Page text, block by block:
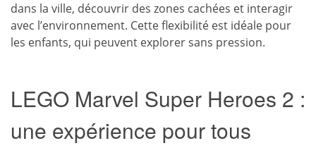
dans la ville, découvrir des zones cachées et interagir
avec l’environnement. Cette flexibilité est idéale pour
les enfants, qui peuvent explorer sans pression.
LEGO Marvel Super Heroes 2 :
une expérience pour tous